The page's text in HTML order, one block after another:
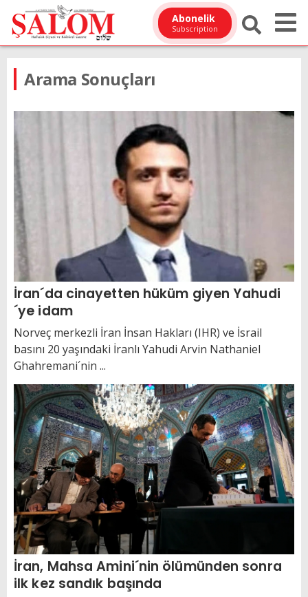
Abonelik
Subscription
Arama Sonuçları
İran´da cinayetten hüküm giyen Yahudi
´ye idam
Norveç merkezli İran İnsan Hakları (IHR) ve İsrail
basını 20 yaşındaki İranlı Yahudi Arvin Nathaniel
Ghahremani´nin ...
İran, Mahsa Amini´nin ölümünden sonra
ilk kez sandık başında